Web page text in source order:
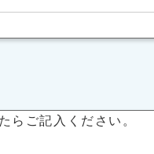
らご記入ください。